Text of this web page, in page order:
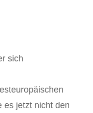
sich
es jetzt nicht den